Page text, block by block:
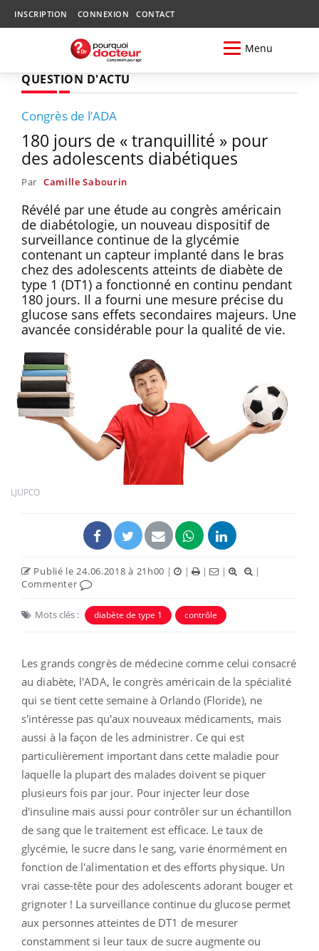
INSCRIPTION CONNEXION CONTACT
Menu
QUESTION D'ACTU
Congrès de l’ADA
180 jours de « tranquillité » pour
des adolescents diabétiques
Par Camille Sabourin
Révélé par une étude au congrès américain
de diabétologie, un nouveau dispositif de
surveillance continue de la glycémie
contenant un capteur implanté dans le bras
chez des adolescents atteints de diabète de
type 1 (DT1) a fonctionné en continu pendant
180 jours. Il a fourni une mesure précise du
glucose sans effets secondaires majeurs. Une
avancée considérable pour la qualité de vie.
LJUPCO
Publié le 24.06.2018 à 21h00 | | | |
|
Commenter
Mots clés : diabète de type 1 contrôle
Les grands congrès de médecine comme celui consacré
au diabète, l'ADA, le congrès américain de la spécialité
qui se tient cette semaine à Orlando (Floride), ne
s'intéresse pas qu'aux nouveaux médicaments, mais
aussi à la façon de les administrer. Ce qui est
particulièrement important dans cette maladie pour
laquelle la plupart des malades doivent se piquer
plusieurs fois par jour. Pour injecter leur dose
d'insuline mais aussi pour contrôler sur un échantillon
de sang que le traitement est efficace. Le taux de
glycémie, le sucre dans le sang, varie énormément en
fonction de l'alimentation et des efforts physique. Un
vrai casse-tête pour des adolescents adorant bouger et
grignoter ! La surveillance continue du glucose permet
aux personnes atteintes de DT1 de mesurer
constamment si leur taux de sucre augmente ou